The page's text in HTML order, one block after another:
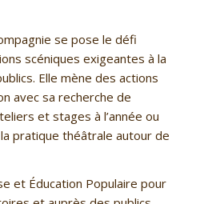
se pose le défi
scéniques exigeantes à la
Elle mène des actions
avec sa recherche de
et stages à l’année ou
pratique théâtrale autour de
et Éducation Populaire pour